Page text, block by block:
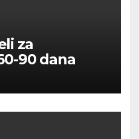
za
90 dana